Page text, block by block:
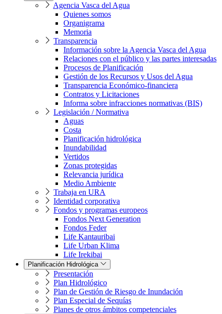
Agencia Vasca del Agua
Quienes somos
Organigrama
Memoria
Transparencia
Información sobre la Agencia Vasca del Agua
Relaciones con el público y las partes interesadas
Procesos de Planificación
Gestión de los Recursos y Usos del Agua
Transparencia Económico-financiera
Contratos y Licitaciones
Informa sobre infracciones normativas (BIS)
Legislación / Normativa
Aguas
Costa
Planificación hidrológica
Inundabilidad
Vertidos
Zonas protegidas
Relevancia jurídica
Medio Ambiente
Trabaja en URA
Identidad corporativa
Fondos y programas europeos
Fondos Next Generation
Fondos Feder
Life Kantauribai
Life Urban Klima
Life Irekibai
Planificación Hidrológica
Presentación
Plan Hidrológico
Plan de Gestión de Riesgo de Inundación
Plan Especial de Sequías
Planes de otros ámbitos competenciales